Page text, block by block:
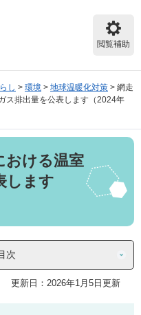
閲覧補助
し > 環境 > 地球温暖化対策 > 網走
ス排出量を公表します（2024年
おける温室
します
次
更新日：2026年1月5日更新